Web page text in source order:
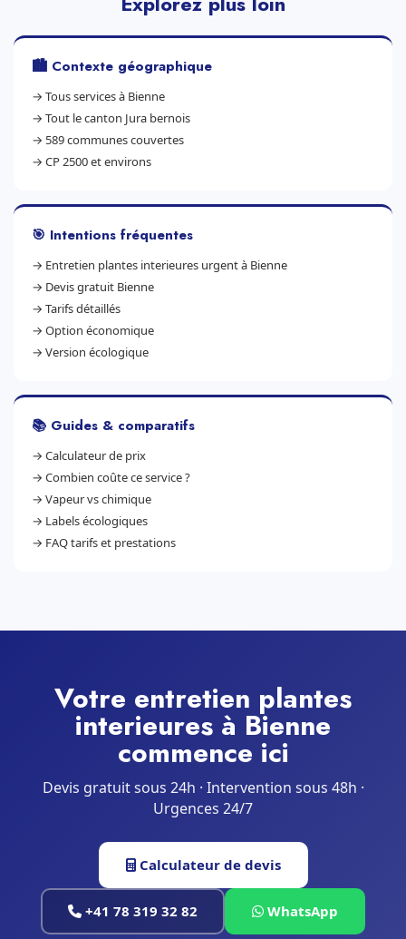
🏙️ Contexte géographique
→ Tous services à Bienne
→ Tout le canton Jura bernois
→ 589 communes couvertes
→ CP 2500 et environs
🎯 Intentions fréquentes
→ Entretien plantes interieures urgent à Bienne
→ Devis gratuit Bienne
→ Tarifs détaillés
→ Option économique
→ Version écologique
📚 Guides & comparatifs
→ Calculateur de prix
→ Combien coûte ce service ?
→ Vapeur vs chimique
→ Labels écologiques
→ FAQ tarifs et prestations
Votre entretien plantes
interieures à Bienne
commence ici
Devis gratuit sous 24h · Intervention sous 48h ·
Urgences 24/7
Calculateur de devis
+41 78 319 32 82 WhatsApp